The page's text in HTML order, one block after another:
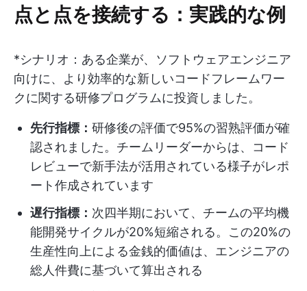
点と点を接続する：実践的な例
*シナリオ：ある企業が、ソフトウェアエンジニア
向けに、より効率的な新しいコードフレームワー
クに関する研修プログラムに投資しました。
先行指標： 研修後の評価で95%の習熟評価が確
認されました。チームリーダーからは、コード
レビューで新手法が活用されている様子がレポ
ート作成されています
遅行指標： 次四半期において、チームの平均機
能開発サイクルが20%短縮される。この20%の
生産性向上による金銭的価値は、エンジニアの
総人件費に基づいて算出される